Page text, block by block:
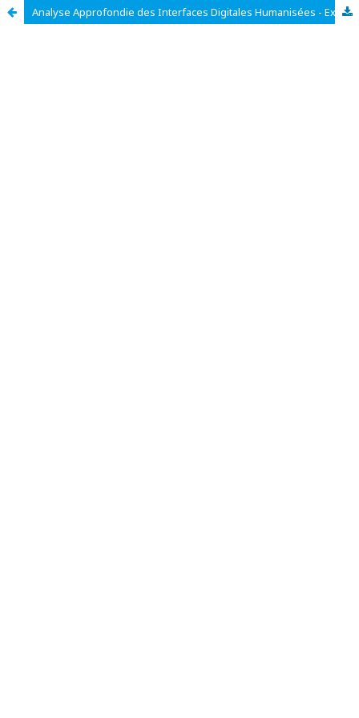
Analyse Approfondie des Interfaces Digitales Humanisées - Exploration et Perspectives